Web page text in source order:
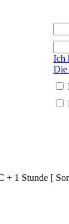
Ich
Die
+ 1 Stunde [